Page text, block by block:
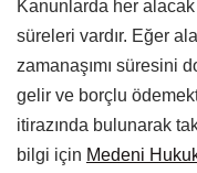
Kanunlarda her
süreleri vardır. Eğer
zamanaşımı süresini
gelir ve borçlu
itirazında bulunarak
bilgi için Medeni